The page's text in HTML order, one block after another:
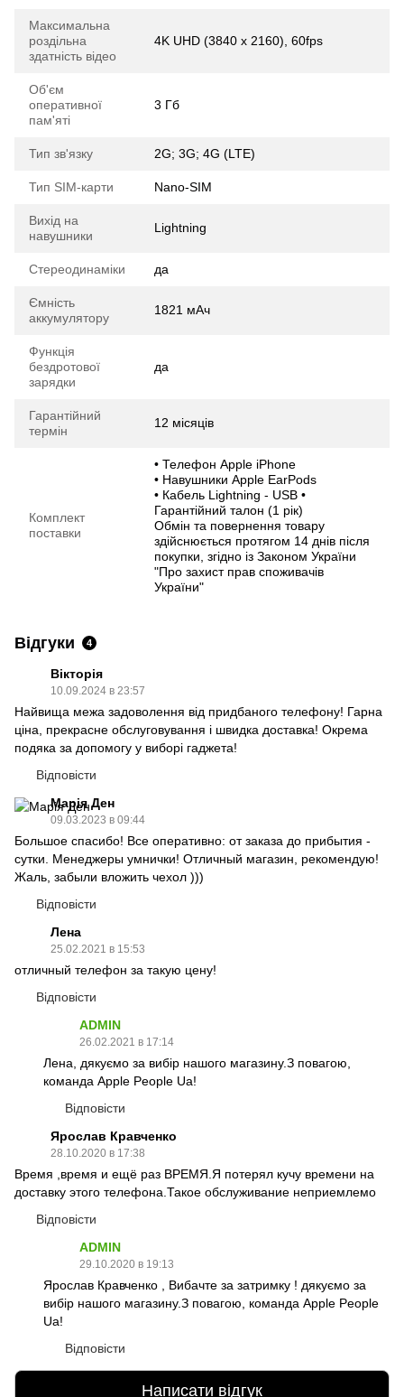
Максимальна
роздільна
здатність відео
4K UHD (3840 x 2160), 60fps
Об'єм
оперативної
пам'яті
3 Гб
Тип зв'язку 2G; 3G; 4G (LTE)
Тип SIM-карти Nano-SIM
Вихід на
навушники
Lightning
Стереодинаміки да
Ємність
аккумулятору
1821 мАч
Функція
бездротової
зарядки
да
Гарантійний
термін
12 місяців
Комплект
поставки
• Телефон Apple iPhone
• Навушники Apple EarPods
• Кабель Lightning - USB •
Гарантійний талон (1 рік)
Обмін та повернення товару
здійснюється протягом 14 днів після
покупки, згідно із Законом України
"Про захист прав споживачів
України"
Відгуки 4
Вікторія
10.09.2024 в 23:57
Найвища межа задоволення від придбаного телефону! Гарна
ціна, прекрасне обслуговування і швидка доставка! Окрема
подяка за допомогу у виборі гаджета!
Відповісти
Марія Ден
09.03.2023 в 09:44
Большое спасибо! Все оперативно: от заказа до прибытия -
сутки. Менеджеры умнички! Отличный магазин, рекомендую!
Жаль, забыли вложить чехол )))
Відповісти
Лена
25.02.2021 в 15:53
отличный телефон за такую цену!
Відповісти
ADMIN
26.02.2021 в 17:14
Лена, дякуємо за вибір нашого магазину.З повагою,
команда Apple People Ua!
Відповісти
Ярослав Кравченко
28.10.2020 в 17:38
Время ,время и ещё раз ВРЕМЯ.Я потерял кучу времени на
доставку этого телефона.Такое обслуживание неприемлемо
Відповісти
ADMIN
29.10.2020 в 19:13
Ярослав Кравченко , Вибачте за затримку ! дякуємо за
вибір нашого магазину.З повагою, команда Apple People
Ua!
Відповісти
Написати відгук